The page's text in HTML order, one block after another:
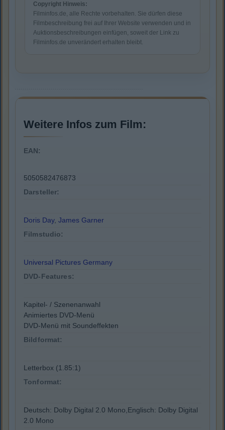
Copyright Hinweis:
Filminfos.de, alle Rechte vorbehalten. Sie dürfen diese
Filmbeschreibung frei auf Ihrer Website verwenden und in
Auktionsbeschreibungen einfügen, soweit der Link zu
Filminfos.de unverändert erhalten bleibt.
Weitere Infos zum Film:
EAN:
5050582476873
Darsteller:
Doris Day, James Garner
Filmstudio:
Universal Pictures Germany
DVD-Features:
Kapitel- / Szenenanwahl
Animiertes DVD-Menü
DVD-Menü mit Soundeffekten
Bildformat:
Letterbox (1.85:1)
Tonformat:
Deutsch: Dolby Digital 2.0 Mono,Englisch: Dolby Digital
2.0 Mono